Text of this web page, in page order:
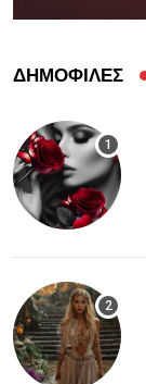
ΔΗΜΟΦΙΛΕΣ